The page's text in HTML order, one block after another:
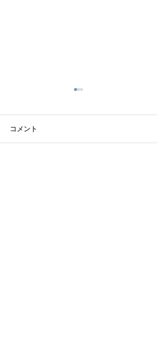
コメント